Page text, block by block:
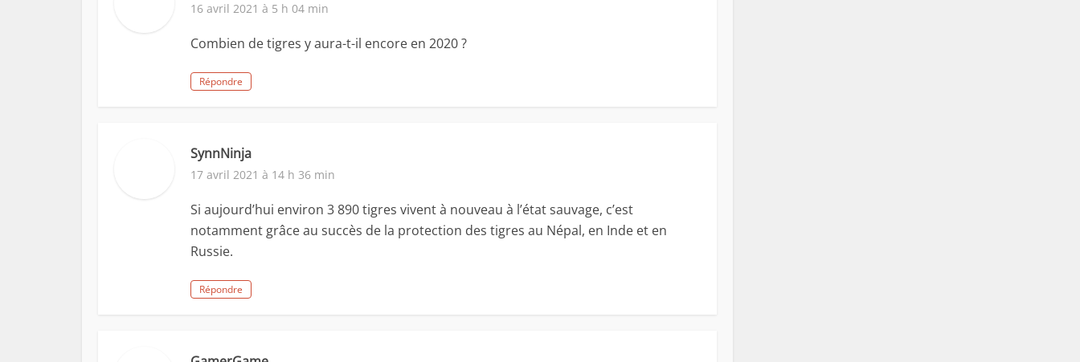
16 avril 2021 à 5 h 04 min
Combien de tigres y aura-t-il encore en 2020 ?
Répondre
SynnNinja
17 avril 2021 à 14 h 36 min
Si aujourd’hui environ 3 890 tigres vivent à nouveau à l’état sauvage, c’est
notamment grâce au succès de la protection des tigres au Népal, en Inde et en
Russie.
Répondre